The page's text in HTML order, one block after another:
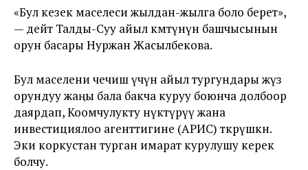
«Бул кезек маселеси жылдан-жылга боло берет»,
— дейт Талды-Суу айыл өкмөтүнүн башчысынын
орун басары Нуржан Жасылбекова.
Бул маселени чечиш үчүн айыл тургундары жүз
орундуу жаңы бала бакча куруу боюнча долбоор
даярдап, Коомчулукту өнүктүрүү жана
инвестициялоо агенттигине (АРИС) өткөрүшкөн.
Эки коркустан турган имарат курулушу керек
болчу.